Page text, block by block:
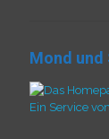
Mond und
Ein Service